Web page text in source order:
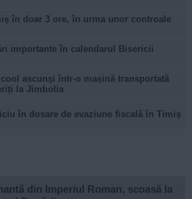
în doar 3 ore, în urma unor controale
importante în calendarul Bisericii
ascunși într-o mașină transportată
la Jimbolia
în dosare de evaziune fiscală în Timiș
din Imperiul Roman, scoasă la